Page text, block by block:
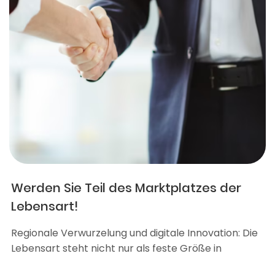
Werden Sie Teil des Marktplatzes der
Lebensart!
Regionale Verwurzelung und digitale Innovation: Die
Lebensart steht nicht nur als feste Größe in